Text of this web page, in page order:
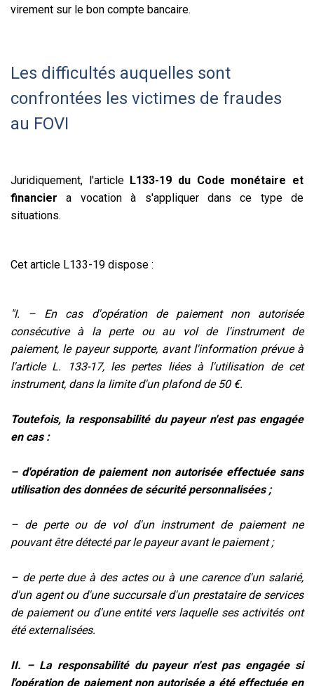
virement sur le bon compte bancaire.
Les difficultés auquelles sont
confrontées les victimes de fraudes
au FOVI
Juridiquement, l'article L133-19 du Code monétaire et
financier a vocation à s'appliquer dans ce type de
situations.
Cet article L133-19 dispose :
"I. – En cas d'opération de paiement non autorisée
consécutive à la perte ou au vol de l'instrument de
paiement, le payeur supporte, avant l'information prévue à
l'article L. 133-17, les pertes liées à l'utilisation de cet
instrument, dans la limite d'un plafond de 50 €.
Toutefois, la responsabilité du payeur n'est pas engagée
en cas :
– d'opération de paiement non autorisée effectuée sans
utilisation des données de sécurité personnalisées ;
– de perte ou de vol d'un instrument de paiement ne
pouvant être détecté par le payeur avant le paiement ;
– de perte due à des actes ou à une carence d'un salarié,
d'un agent ou d'une succursale d'un prestataire de services
de paiement ou d'une entité vers laquelle ses activités ont
été externalisées.
II. – La responsabilité du payeur n'est pas engagée si
l'opération de paiement non autorisée a été effectuée en